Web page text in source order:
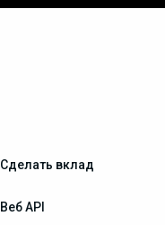
Сделать вклад
Веб API